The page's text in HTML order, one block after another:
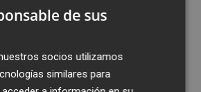
el primer destino
celebra la Semana de la Juventud
actividades
1.338 € netos al mes, el salario
de sus
socios utilizamos
similares para